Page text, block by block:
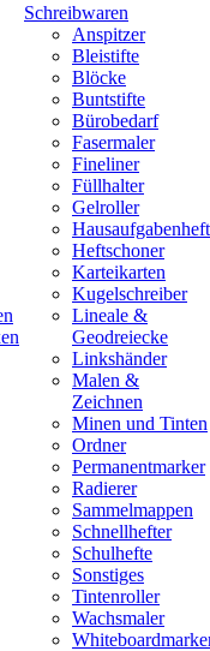
Schreibwaren
Anspitzer
Bleistifte
Blöcke
Buntstifte
Bürobedarf
Fasermaler
Fineliner
Füllhalter
Gelroller
Hausaufgabenheft
Heftschoner
Karteikarten
Kugelschreiber
Lineale &
Geodreiecke
Linkshänder
Malen &
Zeichnen
Minen und Tinten
Ordner
Permanentmarker
Radierer
Sammelmappen
Schnellhefter
Schulhefte
Sonstiges
Tintenroller
Wachsmaler